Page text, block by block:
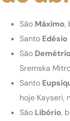
São Máximo,
Santo Edésio
São Demétrio
Sremska
Santo
hoje Kayseri,
São Libório,